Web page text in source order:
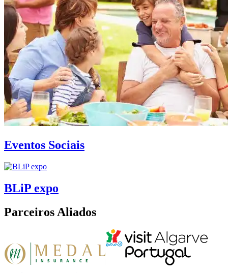
Eventos Sociais
BLiP expo
Parceiros Aliados